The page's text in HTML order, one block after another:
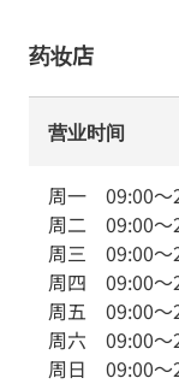
药妆店
营业时间
周一 09:00～
周二 09:00～
周三 09:00～
周四 09:00～
周五 09:00～
周六 09:00～
周日 09:00～